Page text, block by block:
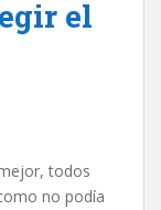
el
todos
no podía